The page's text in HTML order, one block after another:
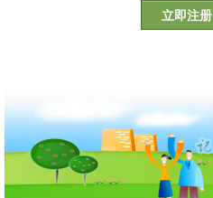
立即注册